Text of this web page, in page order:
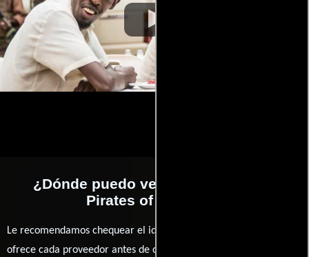
¿Dónde puedo ver la películas The
Pirates of Somalia?
Le recomendamos chequear el idioma, doblaje o subtítulos que
ofrece cada proveedor antes de comprar, alquilar o contratar un